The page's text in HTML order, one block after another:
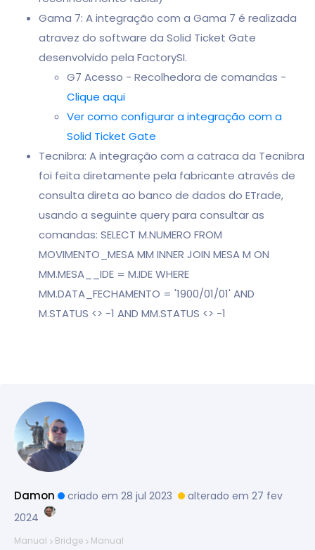
Gama 7: A integração com a Gama 7 é realizada
atravez do software da Solid Ticket Gate
desenvolvido pela FactorySI.
G7 Acesso - Recolhedora de comandas -
Clique aqui
Ver como configurar a integração com a
Solid Ticket Gate
Tecnibra: A integração com a catraca da Tecnibra
foi feita diretamente pela fabricante através de
consulta direta ao banco de dados do ETrade,
usando a seguinte query para consultar as
comandas: SELECT M.NUMERO FROM
MOVIMENTO_MESA MM INNER JOIN MESA M ON
MM.MESA__IDE = M.IDE WHERE
MM.DATA_FECHAMENTO = '1900/01/01' AND
M.STATUS <> -1 AND MM.STATUS <> -1
Damon criado em 28 jul 2023
alterado em 27 fev
2024
Manual Bridge Manual